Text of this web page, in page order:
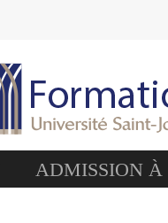
ADMISSION À